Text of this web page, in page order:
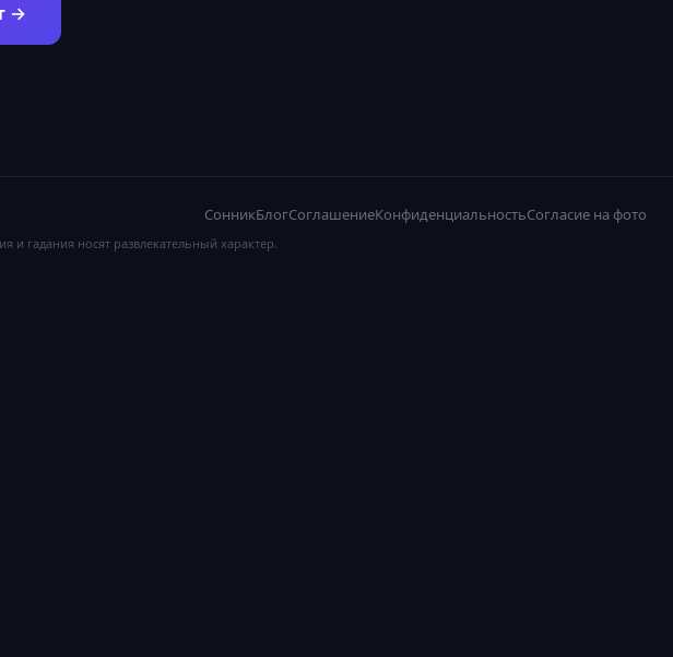
→
СонникБлогСоглашениеКонфиденциальностьСогласие на фото
и гадания носят развлекательный характер.